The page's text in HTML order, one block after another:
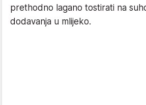
prethodno lagano tostirati na
dodavanja u mlijeko.